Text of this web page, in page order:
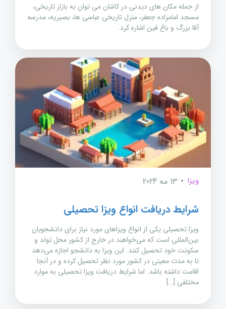
از جمله مکان های دیدنی در کاشان می توان به بازار تاریخی،
مسجد امامزاده جعفر، منزل تاریخی عباسی ها، بصیریه، مدرسه
آقا بزرگ و باغ فین اشاره کرد.
ویزا 13 مه 2024
شرایط دریافت انواع ویزا تحصیلی
ویزا تحصیلی یکی از انواع ویزاهای مورد نیاز برای دانشجویان
بین‌المللی است که می‌خواهند در خارج از کشور محل تولد و
سکونت خود تحصیل کنند. این ویزا به دانشجو اجازه می‌دهد
تا به مدت معینی در کشور مورد نظر تحصیل کرده و در آنجا
اقامت داشته باشد. اما شرایط دریافت ویزا تحصیلی به موارد
مختلفی […]